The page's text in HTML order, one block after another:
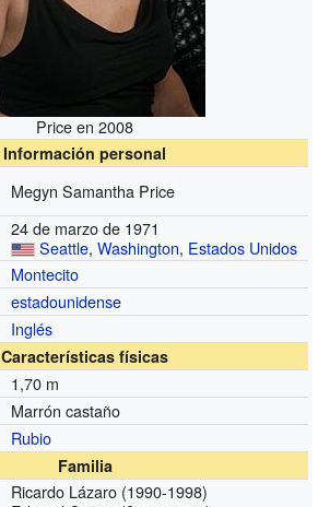
Price en 2008
Información personal
Megyn Samantha Price
24 de marzo de 1971
Seattle,Washington, Estados Unidos
Montecito
estadounidense
Inglés
Características físicas
1,70 m
Marrón castaño
Rubio
Familia
Ricardo Lázaro (1990-1998)